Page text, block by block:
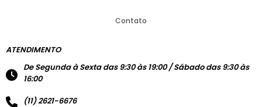
Contato
ATENDIMENTO
De Segunda à Sexta das 9:30 às 19:00 / Sábado das 9:30 às
16:00
(11) 2621-6676